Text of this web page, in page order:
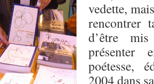
vedette,
rencontrer
d’être
présenter
poétesse,
2004 dans